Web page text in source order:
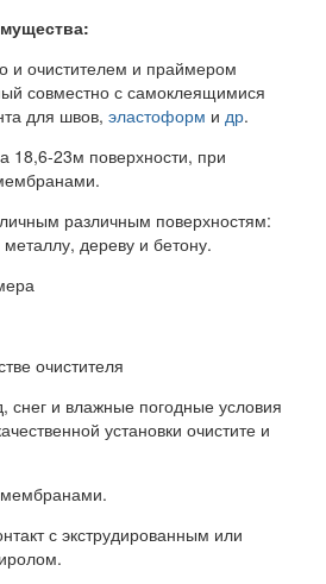
и очистителем и праймером
совместно с самоклеящимися
для швов, эластоформ и др.
18,6-23м поверхности, при
различным поверхностям:
дереву и бетону.
очистителя
снег и влажные погодные условия
установки очистите и
мембранами.
с экструдированным или